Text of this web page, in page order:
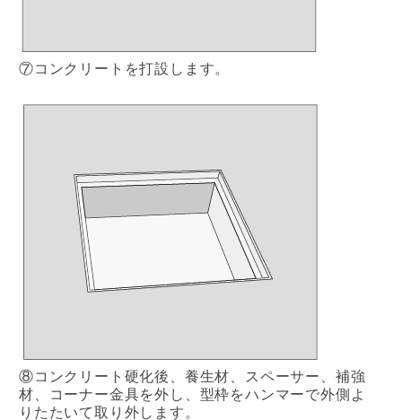
⑦コンクリートを打設します。
⑧コンクリート硬化後、養生材、スペーサー、補強
材、コーナー金具を外し、型枠をハンマーで外側よ
りたたいて取り外します。